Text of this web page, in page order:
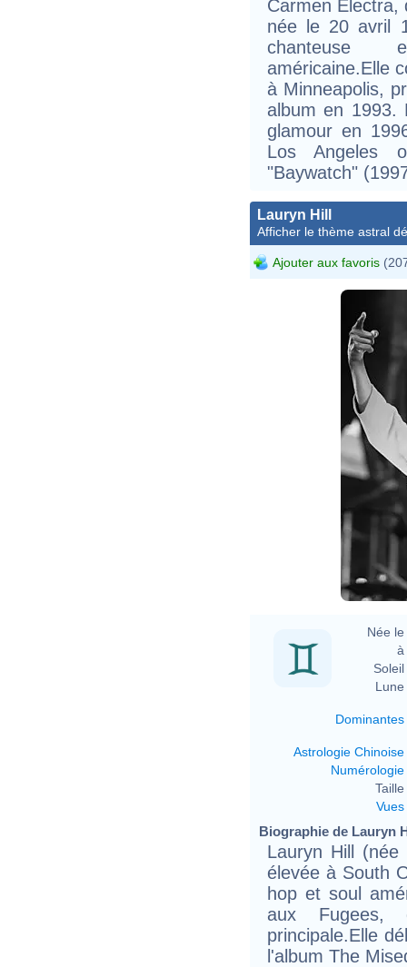
Carmen Electra,
née le 20 avril
chanteuse
américaine.Elle
à Minneapolis,
album en 1993.
glamour en
Los Angeles
"Baywatch"
Lauryn Hill
Afficher le thème astral
Ajouter aux favoris
Née le
à
Soleil
Lune
Dominantes
Astrologie Chinoise
Numérologie
Taille
Vues
Biographie de Lauryn
Lauryn Hill
élevée à South
hop et soul
aux Fugees,
principale.Elle
l'album The